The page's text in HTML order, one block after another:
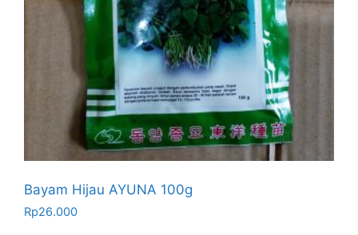
Bayam Hijau AYUNA 100g
Rp26.000